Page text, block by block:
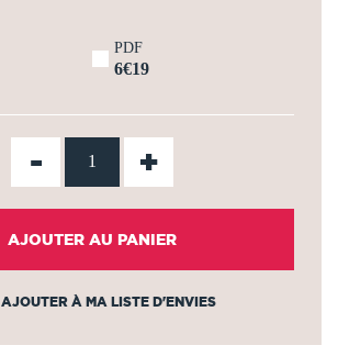
PDF
6€19
- +
AJOUTER AU PANIER
AJOUTER À MA LISTE D'ENVIES